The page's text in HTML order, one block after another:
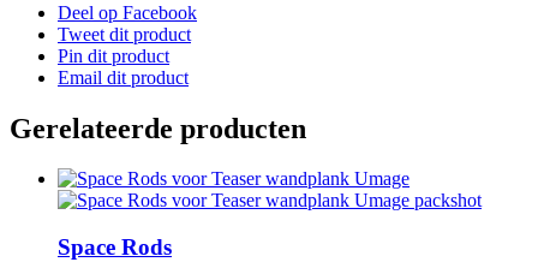
Deel op Facebook
Tweet dit product
Pin dit product
Email dit product
Gerelateerde producten
Space Rods